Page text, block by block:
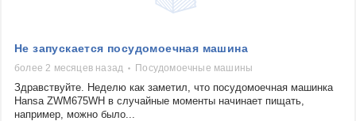
Не запускается посудомоечная машина
более 2 месяцев назад Посудомоечные машины
Здравствуйте. Неделю как заметил, что посудомоечная машинка
Hansa ZWM675WH в случайные моменты начинает пищать,
например, можно было...